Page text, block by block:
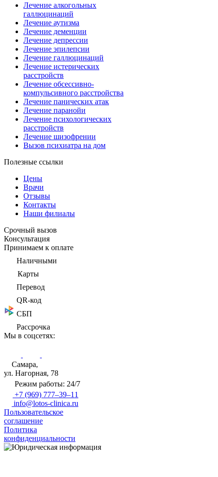
Лечение алкогольных
галлюцинаций
Лечение аутизма
Лечение деменции
Лечение депрессии
Лечение эпилепсии
Лечение галлюцинаций
Лечение истерических
расстройств
Лечение обсессивно-
компульсивного расстройства
Лечение панических атак
Лечение паранойи
Лечение психологических
расстройств
Лечение шизофрении
Вызов психиатра на дом
Полезные ссылки
Цены
Врачи
Отзывы
Контакты
Наши филиалы
Срочный вызов
Консультация
Принимаем к оплате
Наличными
Карты
Перевод
QR-код
СБП
Рассрочка
Мы в соцсетях:
Самара,
ул. Нагорная, 78
Режим работы: 24/7
+7 (969) 777–39–11
info@lotos-clinica.ru
Пользовательское
соглашение
Политика
конфиденциальности